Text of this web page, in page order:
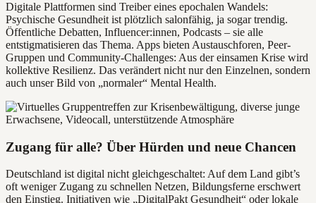
Digitale Plattformen sind Treiber eines epochalen Wandels:
Psychische Gesundheit ist plötzlich salonfähig, ja sogar trendig.
Öffentliche Debatten, Influencer:innen, Podcasts – sie alle
entstigmatisieren das Thema. Apps bieten Austauschforen, Peer-
Gruppen und Community-Challenges: Aus der einsamen Krise wird
kollektive Resilienz. Das verändert nicht nur den Einzelnen, sondern
auch unser Bild von „normaler“ Mental Health.
Zugang für alle? Über Hürden und neue Chancen
Deutschland ist digital nicht gleichgeschaltet: Auf dem Land gibt’s
oft weniger Zugang zu schnellen Netzen, Bildungsferne erschwert
den Einstieg. Initiativen wie „DigitalPakt Gesundheit“ oder lokale